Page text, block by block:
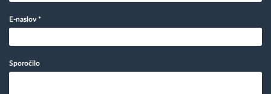
E-naslov *
Sporočilo